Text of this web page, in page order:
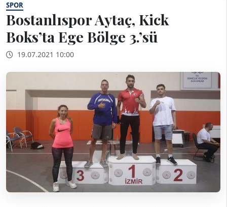
SPOR
Bostanlıspor Aytaç, Kick
Boks’ta Ege Bölge 3.’sü
19.07.2021 10:00